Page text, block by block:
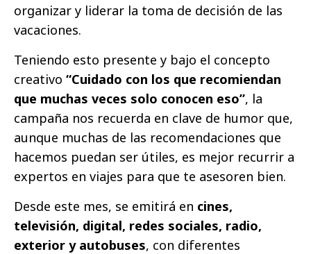
organizar y liderar la toma de decisión de las
vacaciones.
Teniendo esto presente y bajo el concepto
creativo “Cuidado con los que recomiendan
que muchas veces solo conocen eso”, la
campaña nos recuerda en clave de humor que,
aunque muchas de las recomendaciones que
hacemos puedan ser útiles, es mejor recurrir a
expertos en viajes para que te asesoren bien.
Desde este mes, se emitirá en cines,
televisión, digital, redes sociales, radio,
exterior y autobuses, con diferentes